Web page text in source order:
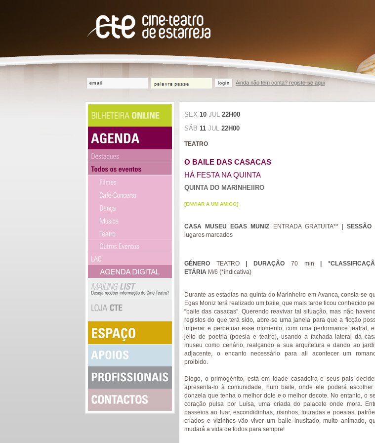
login Ainda não tem conta? registe-se aqui
SEX 10 JUL 22H00
SÁB 11 JUL 22H00
TEATRO
O BAILE DAS CASACAS
HÁ FESTA NA QUINTA
QUINTA DO MARINHEIIRO
[ENVIAR A UM AMIGO]
CASA MUSEU EGAS MUNIZ ENTRADA GRATUITA** | SESSÃO
lugares marcados
GÉNERO TEATRO | DURAÇÃO 70 min |
ETÁRIA M/6 (*indicativa)
Durante as estadias na quinta do Marinheiro em Avanca, consta-se
Egas Moniz terá realizado um baile, que mais tarde ficou conhecido
“baile das casacas”. Querendo reavivar tal situação, mas não
registos do que terá sido, abre-se uma janela para que a ficção
imperar e perpetuar esse momento, com uma performance teatral,
jeito de poetria (poesia e teatro), usando a fachada lateral da
museu como cenário, realçando a sua arquitetura e dando ao
adjacente, o encanto necessário para ali acontecer um
proibido.
Diogo, o primogénito, está em idade casadoira e seus pais
apresenta-lo à comunidade, num baile, onde ele poderá escolher
donzela que tenha o melhor dote e o melhor decote. No entanto, o
coração pulsa por Luísa, uma criada do palacete onde mora.
passeios ao luar, escondidinhas, risinhos, touradas e poesias,
criados e vizinhos vão viver um baile inusitado, muito animado,
mudará a vida de todos para sempre!